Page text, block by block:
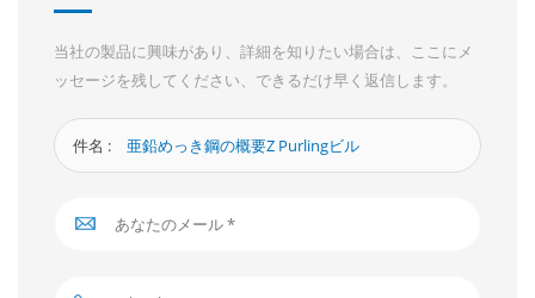
当社の製品に興味があり、詳細を知りたい場合は、ここにメ
ッセージを残してください、できるだけ早く返信します。
件名 : 亜鉛めっき鋼の概要Z Purlingビル